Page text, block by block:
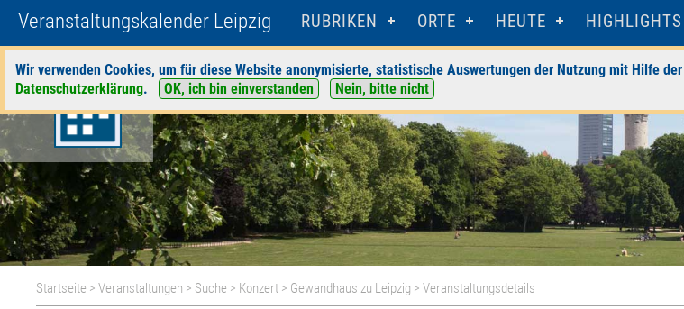
Veranstaltungskalender Leipzig RUBRIKEN ORTE HEUTE HIGHLIGHTS
Wir verwenden Cookies, um für diese Website anonymisierte, statistische Auswertungen der Nutzung mit Hilfe
Datenschutzerklärung. OK, ich bin einverstanden Nein, bitte nicht
Startseite >Veranstaltungen > Suche > Konzert > Gewandhaus zu Leipzig > Veranstaltungsdetails